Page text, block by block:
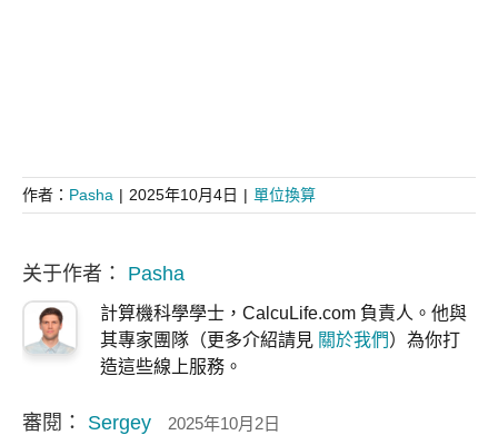
作者： Pasha | 2025年10月4日 | 單位換算
关于作者： Pasha
計算機科學學士，CalcuLife.com 負責人。他與
其專家團隊（更多介紹請見 關於我們）為你打
造這些線上服務。
審閱： Sergey 2025年10月2日